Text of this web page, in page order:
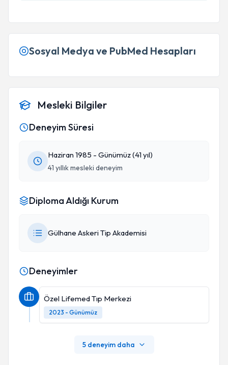
Sosyal Medya ve PubMed Hesapları
Mesleki Bilgiler
Deneyim Süresi
Haziran 1985 - Günümüz (41 yıl)
41 yıllık mesleki deneyim
Diploma Aldığı Kurum
Gülhane Askeri Tip Akademisi
Deneyimler
Özel Lifemed Tıp Merkezi
2023 - Günümüz
5 deneyim daha